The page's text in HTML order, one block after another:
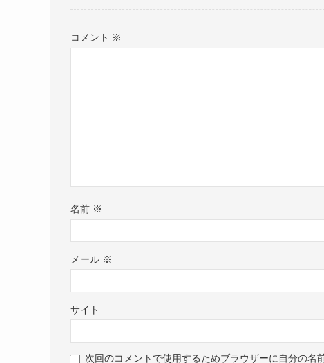
コメント ※
名前 ※
メール ※
サイト
次回のコメントで使用するためブラウザーに自分の名